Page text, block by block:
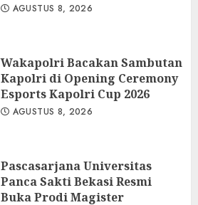
AGUSTUS 8, 2026
Wakapolri Bacakan Sambutan
Kapolri di Opening Ceremony
Esports Kapolri Cup 2026
AGUSTUS 8, 2026
Pascasarjana Universitas
Panca Sakti Bekasi Resmi
Buka Prodi Magister